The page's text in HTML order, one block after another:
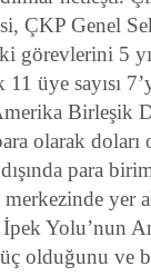
ÇKP Genel
görevlerini 5
üye sayısı
Birleşik
olarak doları
para
yer
Yolu’nun
olduğunu ve